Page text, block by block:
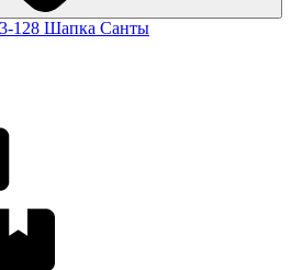
128 Шапка Санты